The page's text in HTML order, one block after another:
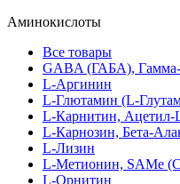
Аминокислоты
Все товары
GABA (ГАБА),
L-Аргинин
L-Глютамин (L-
L-Карнитин, Ацетил-
L-Карнозин, Бета-
L-Лизин
L-Метионин, SAMe
L-Орнитин